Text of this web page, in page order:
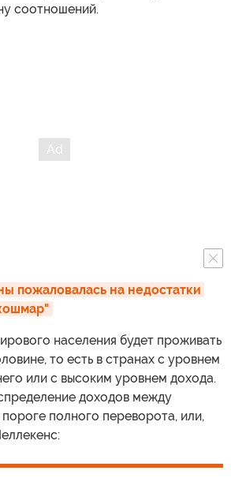
соотношений.
пожаловалась на недостатки
населения будет проживать
то есть в странах с уровнем
или с высоким уровнем дохода.
доходов между
полного переворота, или,